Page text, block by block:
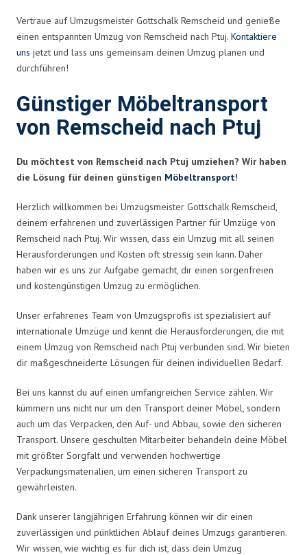
Vertraue auf Umzugsmeister Gottschalk Remscheid und genieße
einen entspannten Umzug von Remscheid nach Ptuj. Kontaktiere
uns jetzt und lass uns gemeinsam deinen Umzug planen und
durchführen!
Günstiger Möbeltransport
von Remscheid nach Ptuj
Du möchtest von Remscheid nach Ptuj umziehen? Wir haben
die Lösung für deinen günstigen Möbeltransport!
Herzlich willkommen bei Umzugsmeister Gottschalk Remscheid,
deinem erfahrenen und zuverlässigen Partner für Umzüge von
Remscheid nach Ptuj. Wir wissen, dass ein Umzug mit all seinen
Herausforderungen und Kosten oft stressig sein kann. Daher
haben wir es uns zur Aufgabe gemacht, dir einen sorgenfreien
und kostengünstigen Umzug zu ermöglichen.
Unser erfahrenes Team von Umzugsprofis ist spezialisiert auf
internationale Umzüge und kennt die Herausforderungen, die mit
einem Umzug von Remscheid nach Ptuj verbunden sind. Wir bieten
dir maßgeschneiderte Lösungen für deinen individuellen Bedarf.
Bei uns kannst du auf einen umfangreichen Service zählen. Wir
kümmern uns nicht nur um den Transport deiner Möbel, sondern
auch um das Verpacken, den Auf- und Abbau, sowie den sicheren
Transport. Unsere geschulten Mitarbeiter behandeln deine Möbel
mit größter Sorgfalt und verwenden hochwertige
Verpackungsmaterialien, um einen sicheren Transport zu
gewährleisten.
Dank unserer langjährigen Erfahrung können wir dir einen
zuverlässigen und pünktlichen Ablauf deines Umzugs garantieren.
Wir wissen, wie wichtig es für dich ist, dass dein Umzug